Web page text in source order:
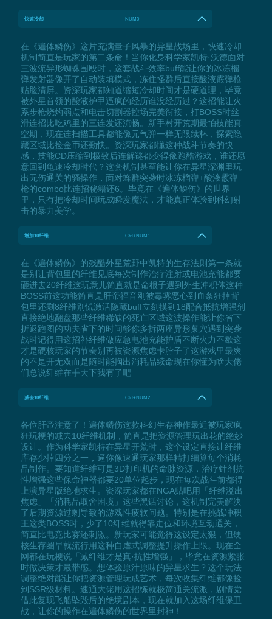
快速冷却 NUM0
在《遍体鳞伤》这片充满量子风暴的异星战场里，快速冷却
机制简直是玩家的第二条命！当你化身科学家凯特·沃德面对
三波流异形蜘蛛围殴时，这套战斗效率buff能让你的冰冻榴
弹发射器像开了自动装填模式，冻住怪群后直接酸液霰弹枪
贴脸清屏。资深玩家都知道缩短冷却时间才是硬道理，毕竟
被外星首领的酸液护甲逼疯的经历谁没经历过？这招能让火
系步枪烧灼弱点和电击切割器控场完美衔接，打BOSS时丝
滑连招比吃鸡里的三连发还流畅。新手村开荒期最怕技能真
空期，现在连扫描工具都能像元气弹一样无限续杯，探索隐
藏区域比捡金币还勤快。资深玩家都懂这种战斗节奏的快
感，技能CD压缩到极致后连解谜都变得像跑酷游戏，谁还愿
意回到龟速冷却时代？这套机制甚至能让你在异星深渊里玩
出无伤通关的骚操作，面对蜂群突袭时冰冻榴弹+酸液霰弹
枪的combo比连招秘籍还6。毕竟在《遍体鳞伤》的世界
里，只有把冷却时间玩成瞬发魔法，才能真正体验到科幻射
击的暴力美学。
增加10纤维 Ctrl+NUM1
在《遍体鳞伤》的残酷外星荒野中凯特的生存法则第一条就
是别让背包里的纤维见底每次制作治疗注射或电池充能都要
砸进去20纤维这玩意儿简直就是命根子遇到外生冲积体这种
BOSS前这功能简直是肝帝福音刚被毒雾恶心到血条狂掉背
包里还剩8纤维别慌激活隐藏buff立刻摸到18配合抵抗增强剂
直接绝地翻盘那些纤维稀缺的死亡区域这波操作能让你省下
折返跑图的功夫省下的时间够你多拆两座异形巢穴遇到突袭
战时记得用这招补纤维做应急电池充能护盾不断火力不歇这
才是硬核玩家的节奏别再被资源焦虑卡脖子了这游戏里最爽
的不是开无双而是随时能掏出消耗品续命现在你懂为啥大佬
们总说纤维在手天下我有了吧
减去10纤维 Ctrl+NUM2
各位肝帝注意了！遍体鳞伤这款科幻生存神作最近被玩家疯
狂玩梗的减去10纤维机制，简直是把资源管理玩出花的绝妙
设计。作为科学家凯特在异星开荒时，这个设定直接让纤维
库存少掉四分之一，逼你像速通玩家那样精打细算每个消耗
品制作。要知道纤维可是3D打印机的命脉资源，治疗针剂抗
性增强这些保命神器都要20单位起步，现在每次战斗前都得
上演异星版绝地求生。资深玩家都在NGA贴吧用「纤维溢出
焦虑」「消耗品取舍困境」这些黑话讨论，这机制完美解决
了后期资源过剩导致的游戏性疲软问题。特别是在挑战冲积
王这类BOSS时，少了10纤维就得靠走位和环境互动通关，
简直比电竞比赛还刺激。新玩家可能觉得这设定太狠，但硬
核生存圈早就流行用这种自虐式调整提升操作上限。现在全
网都在玩梗说「减纤维才是真·抗性增强」，毕竟在资源紧张
时做决策才最带感。想体验原汁原味的异星求生？这个玩法
调整绝对能让你把资源管理玩成艺术，每次收集纤维都像捡
到SSR级材料。速通大佬用这招练就极简通关流派，剧情党
借此复现飞船坠毁后的绝境剧本，现在就加入这场纤维保卫
战，让你的操作在遍体鳞伤的世界里封神！